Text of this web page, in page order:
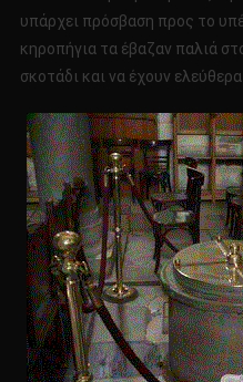
υπάρχει πρόσβαση προς το
κηροπήγια τα έβαζαν παλιά
σκοτάδι και να έχουν ελεύθερα